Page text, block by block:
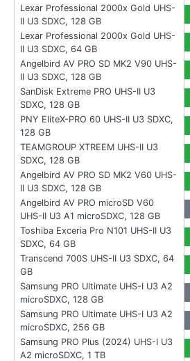
Lexar Professional 2000x Gold UHS-
II U3 SDXC, 128 GB
Lexar Professional 2000x Gold UHS-
II U3 SDXC, 64 GB
Angelbird AV PRO SD MK2 V90 UHS-
II U3 SDXC, 128 GB
SanDisk Extreme PRO UHS-II U3
SDXC, 128 GB
PNY EliteX-PRO 60 UHS-II U3 SDXC,
128 GB
TEAMGROUP XTREEM UHS-II U3
SDXC, 128 GB
Angelbird AV PRO SD MK2 V60 UHS-
II U3 SDXC, 128 GB
Angelbird AV PRO microSD V60
UHS-II U3 A1 microSDXC, 128 GB
Toshiba Exceria Pro N101 UHS-II U3
SDXC, 64 GB
Transcend 700S UHS-II U3 SDXC, 64
GB
Samsung PRO Ultimate UHS-I U3 A2
microSDXC, 128 GB
Samsung PRO Ultimate UHS-I U3 A2
microSDXC, 256 GB
Samsung PRO Plus (2024) UHS-I U3
A2 microSDXC, 1 TB